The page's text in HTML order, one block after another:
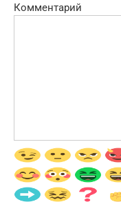
Комментарий